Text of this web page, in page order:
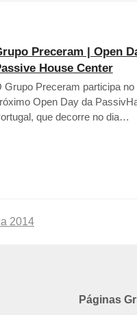
Preceram | Open
House Center
Grupo Preceram participa no
Open Day da
que decorre no dia…
2014
Páginas